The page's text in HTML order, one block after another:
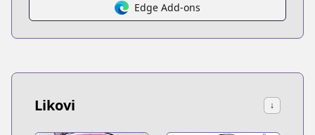
Edge Add-ons
Likovi ↓